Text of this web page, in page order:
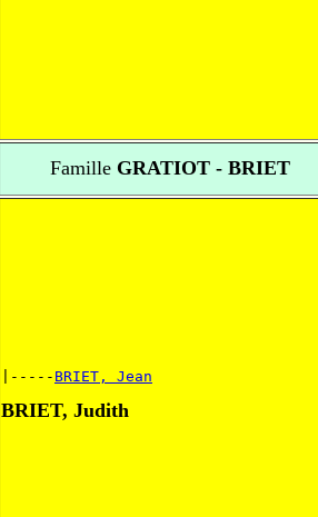
FamilleGRATIOT - BRIET
|----- BRIET, Jean
BRIET, Judith